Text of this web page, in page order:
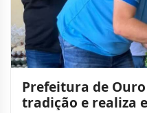
Prefeitura de
tradição e realiza